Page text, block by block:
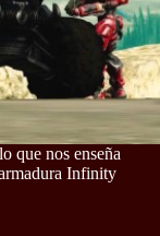
que nos enseña
Infinity